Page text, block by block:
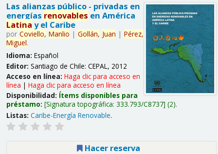
Las alianzas público - privadas en
energías renovables en América
Latina y el Caribe
por Coviello, Manlio | Gollán, Juan | Pérez,
Miguel.
Idioma: Español
Editor: Santiago de Chile: CEPAL, 2012
Acceso en línea: Haga clic para acceso en
línea | Haga clic para acceso en línea
Disponibilidad: Ítems disponibles para
préstamo: Signatura topográfica: 333.793/C8737 (2).
Listas: Caribe-Energía Renovable.
Hacer reserva